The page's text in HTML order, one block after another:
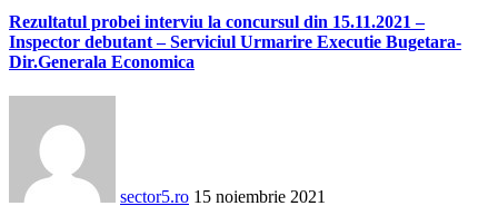
Rezultatul probei interviu la concursul din 15.11.2021 –
Inspector debutant – Serviciul Urmarire Executie Bugetara-
Dir.Generala Economica
sector5.ro 15 noiembrie 2021